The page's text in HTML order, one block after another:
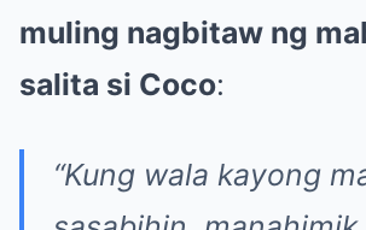
muling nagbitaw ng
salita si Coco:
“Kung wala kayong